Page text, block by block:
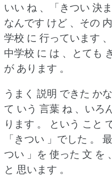
いい ね 、「きつい 決ま
なんです けど 、その
学校 に 行っています
中学校 に は 、とても
が あります 。
うまく 説明 できた かな
て いう 言葉 ね 、いろ
ります 。
という こと
「きつい 」でした 。
つい 」を 使った 文 を
と 思います 。